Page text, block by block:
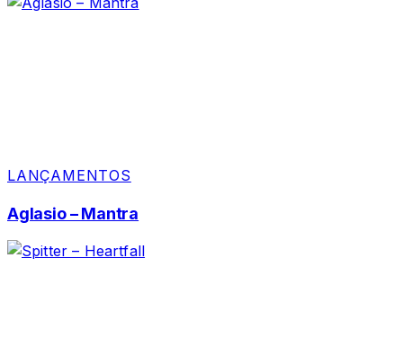
LANÇAMENTOS
Aglasio – Mantra